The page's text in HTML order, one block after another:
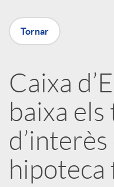
X
a
r
x
e
Tornar
Caixa
baixa els
d’interès
hipoteca